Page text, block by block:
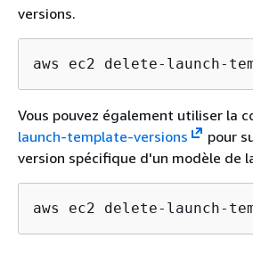
versions.
aws ec2 delete-launch-
Vous pouvez également utiliser la
launch-template-versions
pour
version spécifique d'un modèle de
aws ec2 delete-launch-